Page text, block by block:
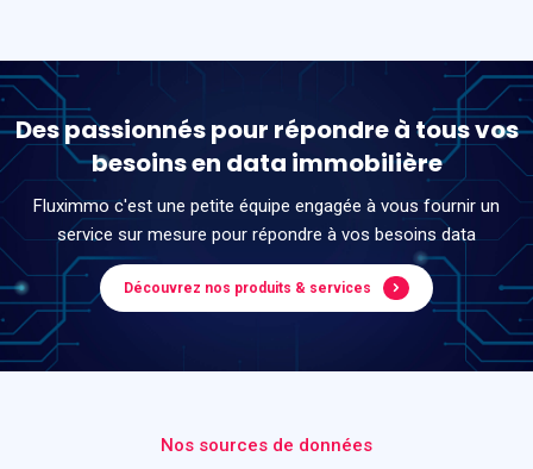
Des passionnés pour répondre à tous vos
besoins en data immobilière
Fluximmo c'est une petite équipe engagée à vous fournir un
service sur mesure pour répondre à vos besoins data
Découvrez nos produits & services
Nos sources de données